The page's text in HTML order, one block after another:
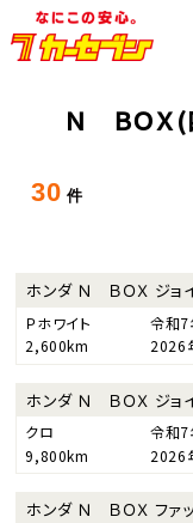
Ｎ ＢＯＸ(
30 件
ホンダ Ｎ ＢＯＸ ジョ
Ｐホワイト 令和7
2,600km
2026
ホンダ Ｎ ＢＯＸ ジ
クロ 令和7
9,800km
2026
ホンダ Ｎ ＢＯＸ ファ